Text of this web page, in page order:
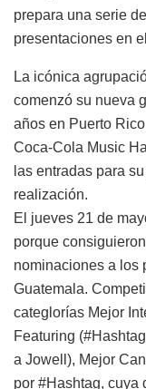
prepara una serie de
presentaciones en
La icónica
comenzó su nueva
años en Puerto
Coca-Cola Music
las entradas para
realización.
El jueves 21 de
porque
nominaciones a los
Guatemala.
categlorías Mejor
Featuring
a Jowell), Mejor
por #Hashtag, cuya